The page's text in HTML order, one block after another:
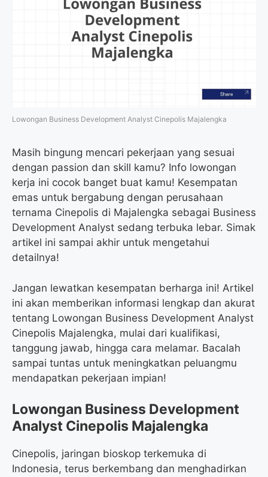
Lowongan Business Development Analyst Cinepolis Majalengka
Masih bingung mencari pekerjaan yang sesuai
dengan passion dan skill kamu? Info lowongan
kerja ini cocok banget buat kamu! Kesempatan
emas untuk bergabung dengan perusahaan
ternama Cinepolis di Majalengka sebagai Business
Development Analyst sedang terbuka lebar. Simak
artikel ini sampai akhir untuk mengetahui
detailnya!
Jangan lewatkan kesempatan berharga ini! Artikel
ini akan memberikan informasi lengkap dan akurat
tentang Lowongan Business Development Analyst
Cinepolis Majalengka, mulai dari kualifikasi,
tanggung jawab, hingga cara melamar. Bacalah
sampai tuntas untuk meningkatkan peluangmu
mendapatkan pekerjaan impian!
Lowongan Business Development
Analyst Cinepolis Majalengka
Cinepolis, jaringan bioskop terkemuka di
Indonesia, terus berkembang dan menghadirkan